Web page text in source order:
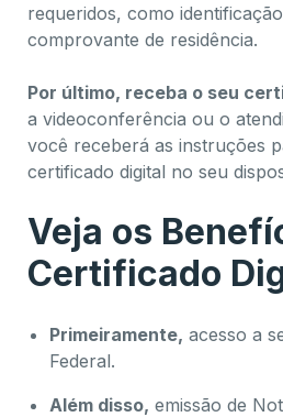
requeridos, como
comprovante de residência.
Por último, receba o seu
a videoconferência ou o
você receberá as instruções
certificado digital no seu
Veja os
Certificado
Primeiramente, acesso a
Federal.
Além disso, emissão de